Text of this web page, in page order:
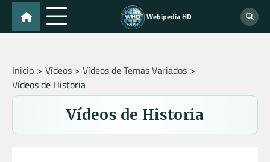
Skip
content
Webipedia HD
Inicio Vídeos
Vídeos de Temas Variados
Vídeos de Historia
Vídeos de Historia